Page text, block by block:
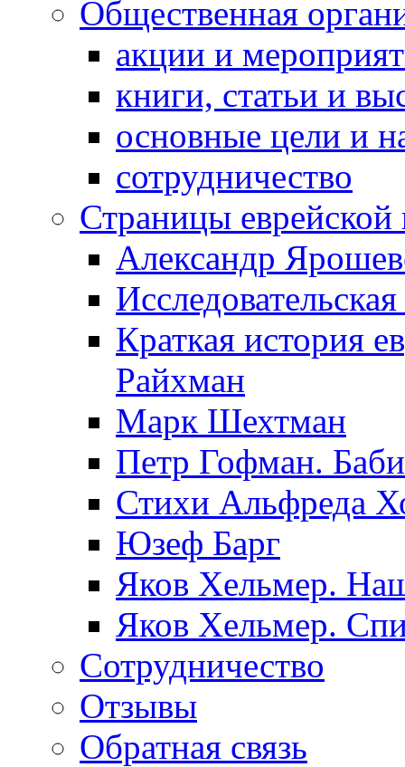
Общественная
акции и
книги, статьи и
основные цели и
сотрудничество
Страницы
Александр
Краткая история
Райхман
Марк Шехтман
Петр Гофман.
Стихи Альфреда
Юзеф Барг
Яков Хельмер.
Яков Хельмер.
Сотрудничество
Отзывы
Обратная связь